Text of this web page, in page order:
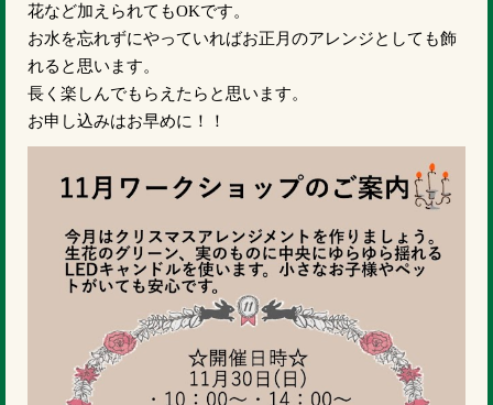
花など加えられてもOKです。
お水を忘れずにやっていればお正月のアレンジとしても飾
れると思います。
長く楽しんでもらえたらと思います。
お申し込みはお早めに！！